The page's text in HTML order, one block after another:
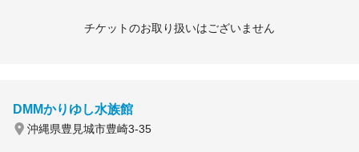
チケットのお取り扱いはございません
DMMかりゆし水族館
沖縄県豊見城市豊崎3-35